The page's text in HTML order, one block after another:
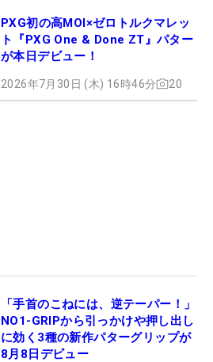
PXG初の高MOI×ゼロトルクマレッ
ト『PXG One & Done ZT』パター
が本日デビュー！
2026年7月30日 (木) 16時46分 20
「手首のこねには、逆テーパー！」
NO1-GRIPから引っかけや押し出し
に効く3種の新作パターグリップが
8月8日デビュー